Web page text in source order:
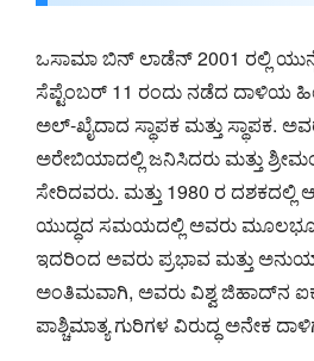
ಒಸಾಮಾ ಬಿನ್ ಲಾಡೆನ್ 2001 ರಲ್ಲಿ
ಸೆಪ್ಟೆಂಬರ್ 11 ರಂದು ನಡೆದ ದಾಳಿಯ
ಅಲ್-ಖೈದಾದ ಸ್ಥಾಪಕ ಮತ್ತು ಸ್ಥಾಪಕ.
ಅರೇಬಿಯಾದಲ್ಲಿ ಜನಿಸಿದರು ಮತ್ತು
ಸೇರಿದವರು. ಮತ್ತು 1980 ರ
ಯುದ್ಧದ ಸಮಯದಲ್ಲಿ ಅವರು
ಇದರಿಂದ ಅವರು ಪ್ರಭಾವ ಮತ್ತು
ಅಂತಿಮವಾಗಿ, ಅವರು ವಿಶ್ವ ಜಿಹಾದ್‌ನ
ಪಾಶ್ಚಿಮಾತ್ಯ ಗುರಿಗಳ ವಿರುದ್ಧ ಅನೇಕ